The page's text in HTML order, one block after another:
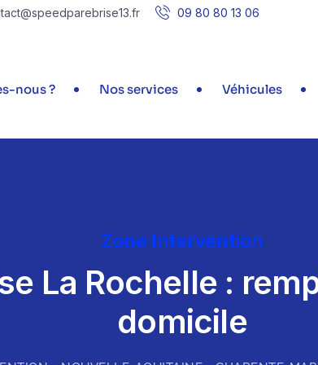
09 80 80 13 06
nous ? Nos services Véhicules
Zone Intervention
La Rochelle :
domicile